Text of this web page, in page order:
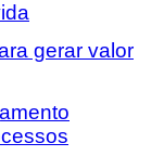
gerar valor